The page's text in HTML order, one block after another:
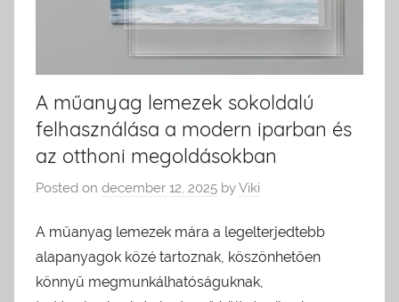
A műanyag lemezek sokoldalú
felhasználása a modern iparban és
az otthoni megoldásokban
Posted on december 12, 2025 byViki
A műanyag lemezek mára a legelterjedtebb
alapanyagok közé tartoznak, köszönhetően
könnyű megmunkálhatóságuknak,